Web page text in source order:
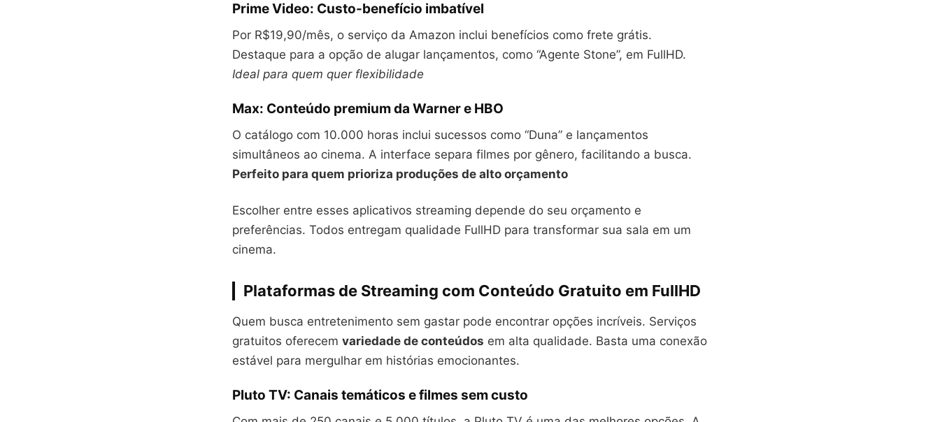
Prime Video: Custo-benefício imbatível
Por R$19,90/mês, o serviço da Amazon inclui benefícios como frete grátis.
Destaque para a opção de alugar lançamentos, como “Agente Stone”, em FullHD.
Ideal para quem quer flexibilidade
Max: Conteúdo premium da Warner e HBO
O catálogo com 10.000 horas inclui sucessos como “Duna” e lançamentos
simultâneos ao cinema. A interface separa filmes por gênero, facilitando a busca.
Perfeito para quem prioriza produções de alto orçamento
Escolher entre esses aplicativos streaming depende do seu orçamento e
preferências. Todos entregam qualidade FullHD para transformar sua sala em um
cinema.
Plataformas de Streaming com Conteúdo Gratuito em FullHD
Quem busca entretenimento sem gastar pode encontrar opções incríveis. Serviços
gratuitos oferecem variedade de conteúdos em alta qualidade. Basta uma conexão
estável para mergulhar em histórias emocionantes.
Pluto TV: Canais temáticos e filmes sem custo